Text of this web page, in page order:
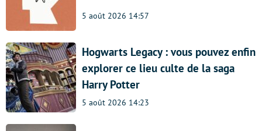
5 août 2026 14:57
Hogwarts Legacy : vous pouvez enfin
explorer ce lieu culte de la saga
Harry Potter
5 août 2026 14:23